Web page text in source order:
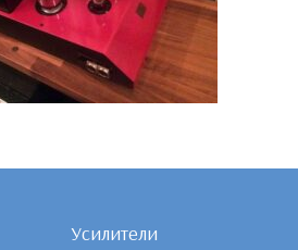
Усилители